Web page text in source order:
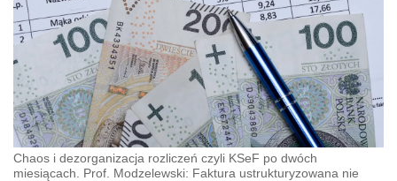
Chaos i dezorganizacja rozliczeń czyli KSeF po dwóch
miesiącach. Prof. Modzelewski: Faktura ustrukturyzowana nie